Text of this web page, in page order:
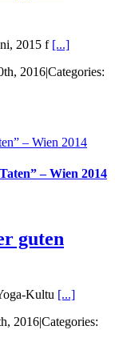
2015 f [...]
2016|Categories:
– Wien 2014
– Wien 2014
guten
Kultu [...]
2016|Categories: